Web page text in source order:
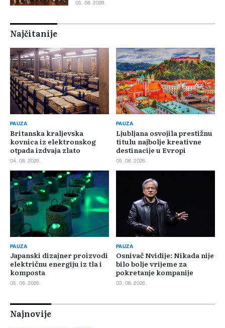
05. 08. 2026.
Najčitanije
PAUZA
Britanska kraljevska
kovnica iz elektronskog
otpada izdvaja zlato
04. 08. 2026.
PAUZA
Ljubljana osvojila prestižnu
titulu najbolje kreativne
destinacije u Evropi
05. 08. 2026.
PAUZA
Japanski dizajner proizvodi
električnu energiju iz tla i
komposta
05. 08. 2026.
PAUZA
Osnivač Nvidije: Nikada nije
bilo bolje vrijeme za
pokretanje kompanije
03. 08. 2026.
Najnovije